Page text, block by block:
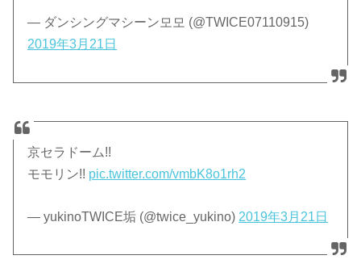
— ダンシングマシーン모모 (@TWICE07110915)
2019年3月21日
京セラドーム!!
モモリン!! pic.twitter.com/vmbK8o1rh2
— yukinoTWICE垢 (@twice_yukino) 2019年3月21日